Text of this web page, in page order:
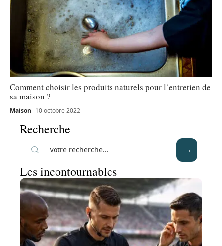
Comment choisir les produits naturels pour l’entretien de
sa maison ?
Maison 10 octobre 2022
Recherche
Les incontournables